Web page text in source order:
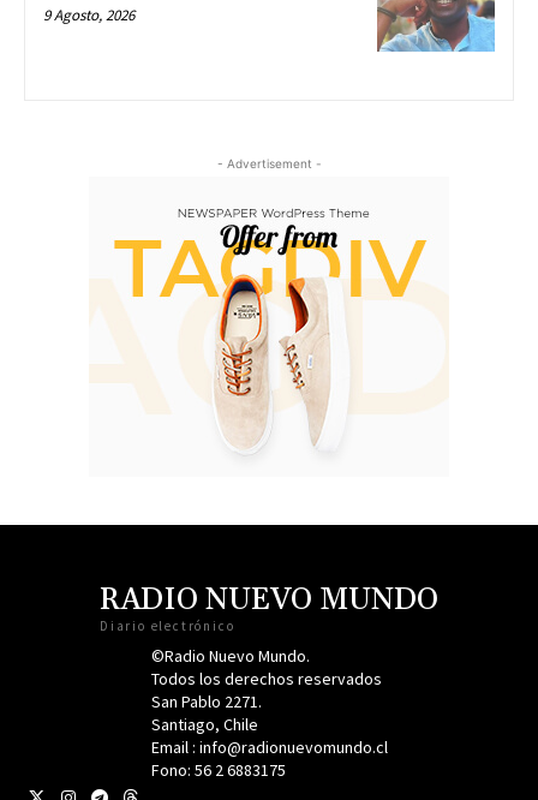
9 Agosto, 2026
- Advertisement -
RADIO NUEVO MUNDO
Diario electrónico
©Radio Nuevo Mundo.
Todos los derechos reservados
San Pablo 2271.
Santiago, Chile
Email : info@radionuevomundo.cl
Fono: 56 2 6883175